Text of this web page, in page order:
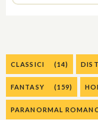
CLASSICI (14)
FANTASY (159)
PARANORMAL